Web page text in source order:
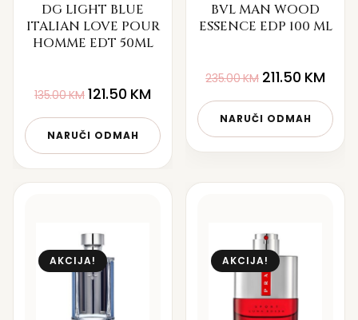
DG LIGHT BLUE
ITALIAN LOVE POUR
HOMME EDT 50ML
135.00KM 121.50 KM
NARUČI ODMAH
BVL MAN WOOD
ESSENCE EDP 100 ML
235.00KM 211.50 KM
NARUČI ODMAH
AKCIJA! AKCIJA!